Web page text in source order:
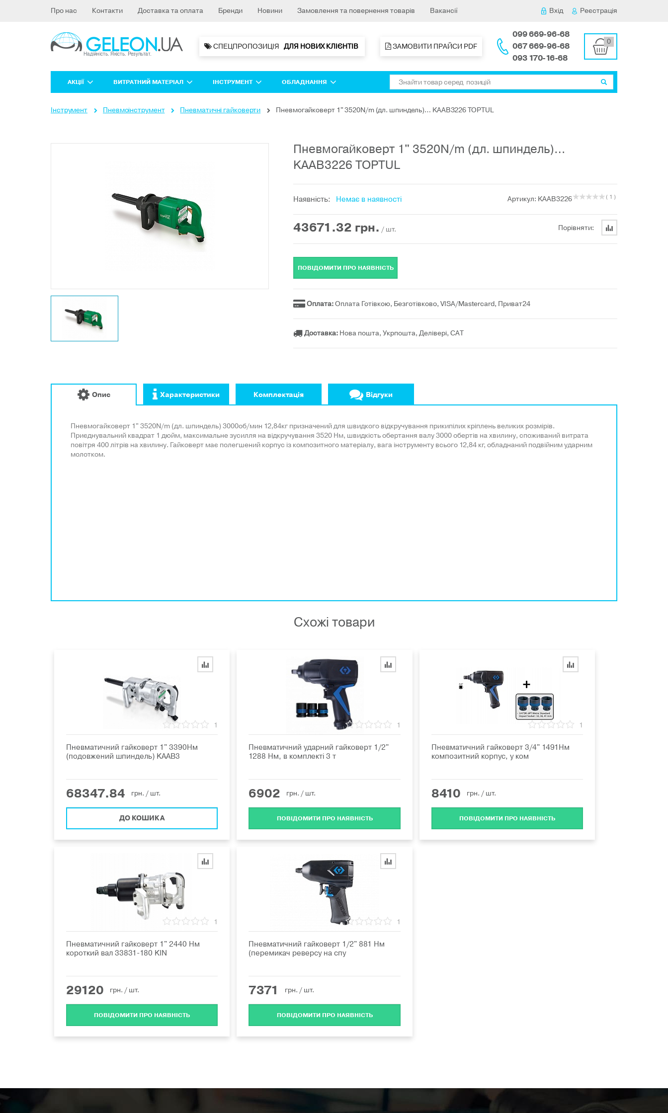
Про нас Контакти Доставка та оплата Бренди Новини Замовлення та повернення товарів Вакансії Вхід Реєстрація
СПЕЦПРОПОЗИЦІЯ ДЛЯ НОВИХ КЛІЄНТІВ ЗАМОВИТИ ПРАЙСИ PDF
099 669-96-68
067 669-96-68
093 170-16-68
0
АКЦІЇ ВИТРАТНИЙ МАТЕРІАЛ ІНСТРУМЕНТ ОБЛАДНАННЯ
Інструмент Пневмоінструмент Пневматичні гайковерти Пневмогайковерт 1" 3520N/m (дл. шпиндель)… KAAB3226 TOPTUL
Пневмогайковерт 1" 3520N/m (дл. шпиндель)…
KAAB3226 TOPTUL
Наявність: Немає в наявності Артикул: KAAB3226 ( 1 )
43671.32 грн. / шт. Порівняти:
ПОВІДОМИТИ ПРО НАЯВНІСТЬ
Оплата:Оплата Готівкою, Безготівково, VISA/Mastercard, Приват24
Доставка: Нова пошта, Укрпошта, Делівері, САТ
Опис Характеристики Комплектація Відгуки
Пневмогайковерт 1" 3520N/m (дл. шпиндель) 3000об/мин 12,84кг призначений для швидкого відкручування прикипілих кріплень великих розмірів.
Приєднувальний квадрат 1 дюйм, максимальне зусилля на відкручування 3520 Нм, швидкість обертання валу 3000 обертів на хвилину, споживаний витрата
повітря 400 літрів на хвилину. Гайковерт має полегшений корпус із композитного матеріалу, вага інструменту всього 12,84 кг, обладнаний подвійним ударним
молотком.
Схожі товари
1
Пневматичний гайковерт 1" 3390Нм
(подовжений шпиндель) KAAB3
68347.84 грн. / шт.
ДО КОШИКА
1
Пневматичний ударний гайковерт 1/2"
1288 Нм, в комплекті 3 т
6902 грн. / шт.
ПОВІДОМИТИ ПРО НАЯВНІСТЬ
1
Пневматичний гайковерт 3/4" 1491Нм
композитний корпус, у ком
8410 грн. / шт.
ПОВІДОМИТИ ПРО НАЯВНІСТЬ
1
Пневматичний гайковерт 1" 2440 Нм
короткий вал 33831-180 KIN
29120 грн. / шт.
ПОВІДОМИТИ ПРО НАЯВНІСТЬ
1
Пневматичний гайковерт 1/2" 881 Нм
(перемикач реверсу на спу
7371 грн. / шт.
ПОВІДОМИТИ ПРО НАЯВНІСТЬ